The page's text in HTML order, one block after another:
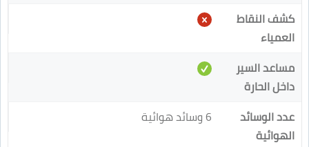
كشف النقاط
العمياء
مساعد السير
داخل الحارة
عدد الوسائد
الهوائية
6 وسائد هوائية